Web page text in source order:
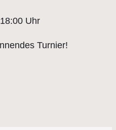
Uhr
Turnier!